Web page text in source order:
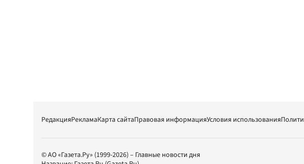
РедакцияРекламаКарта сайтаПравовая информацияУсловия использования
© АО «Газета.Ру» (1999-2026) – Главные новости дня